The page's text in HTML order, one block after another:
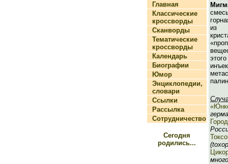
Главная
Классические
кроссворды
Сканворды
Тематические
кроссворды
Календарь
Биографии
Юмор
Энциклопедии,
словари
Ссылки
Рассылка
Сотрудничество
Сегодня
родились...
из